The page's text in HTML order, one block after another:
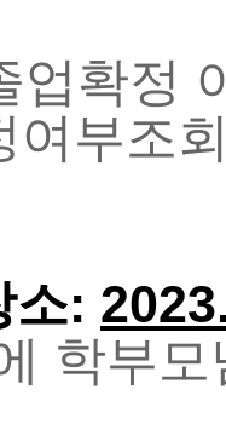
업확정
부조
소:
학부